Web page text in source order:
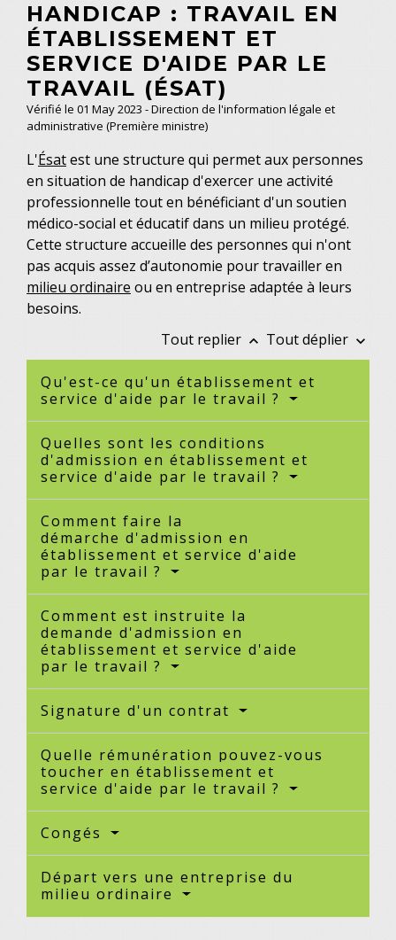
HANDICAP : TRAVAIL EN
ÉTABLISSEMENT ET
SERVICE D'AIDE PAR LE
TRAVAIL (ÉSAT)
Vérifié le 01 May 2023 - Direction de l'information légale et
administrative (Première ministre)
L'Ésatest une structure qui permet aux personnes
en situation de handicap d'exercer une activité
professionnelle tout en bénéficiant d'un soutien
médico-social et éducatif dans un milieu protégé.
Cette structure accueille des personnes qui n'ont
pas acquis assez d’autonomie pour travailler en
milieu ordinaire ou en entreprise adaptée à leurs
besoins.
Tout replier keyboard_arrow_up Tout déplier keyboard_arrow_down
Qu'est-ce qu'un établissement et
service d'aide par le travail ?
Quelles sont les conditions
d'admission en établissement et
service d'aide par le travail ?
Comment faire la
démarche d'admission en
établissement et service d'aide
par le travail ?
Comment est instruite la
demande d'admission en
établissement et service d'aide
par le travail ?
Signature d'un contrat
Quelle rémunération pouvez-vous
toucher en établissement et
service d'aide par le travail ?
Congés
Départ vers une entreprise du
milieu ordinaire